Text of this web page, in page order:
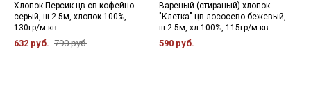
Хлопок Персик цв.св.кофейно-
серый, ш.2.5м, хлопок-100%,
130гр/м.кв
632 руб. 790 руб.
Вареный (стираный) хлопок
"Клетка" цв.лососево-бежевый,
ш.2.5м, хл-100%, 115гр/м.кв
590 руб.